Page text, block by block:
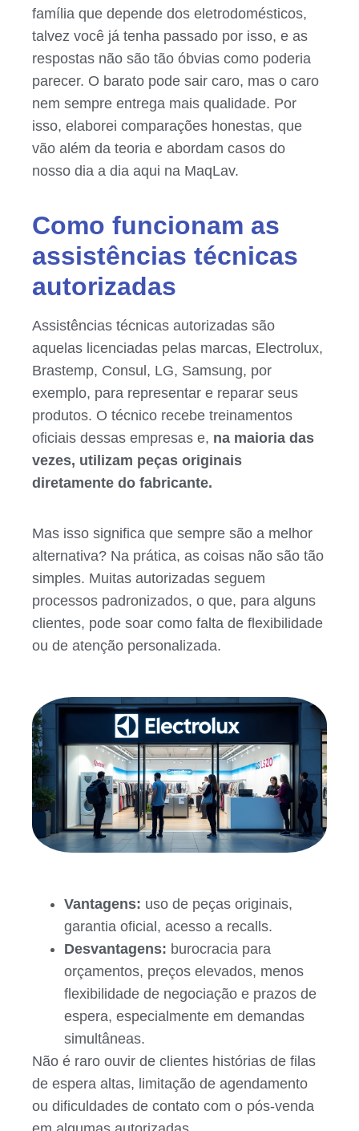
família que depende dos eletrodomésticos,
talvez você já tenha passado por isso, e as
respostas não são tão óbvias como poderia
parecer. O barato pode sair caro, mas o caro
nem sempre entrega mais qualidade. Por
isso, elaborei comparações honestas, que
vão além da teoria e abordam casos do
nosso dia a dia aqui na MaqLav.
Como funcionam as
assistências técnicas
autorizadas
Assistências técnicas autorizadas são
aquelas licenciadas pelas marcas, Electrolux,
Brastemp, Consul, LG, Samsung, por
exemplo, para representar e reparar seus
produtos. O técnico recebe treinamentos
oficiais dessas empresas e, na maioria das
vezes, utilizam peças originais
diretamente do fabricante.
Mas isso significa que sempre são a melhor
alternativa? Na prática, as coisas não são tão
simples. Muitas autorizadas seguem
processos padronizados, o que, para alguns
clientes, pode soar como falta de flexibilidade
ou de atenção personalizada.
Vantagens: uso de peças originais,
garantia oficial, acesso a recalls.
Desvantagens: burocracia para
orçamentos, preços elevados, menos
flexibilidade de negociação e prazos de
espera, especialmente em demandas
simultâneas.
Não é raro ouvir de clientes histórias de filas
de espera altas, limitação de agendamento
ou dificuldades de contato com o pós-venda